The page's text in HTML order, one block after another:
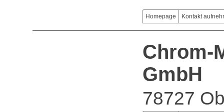
Homepage Kontakt
Chrom-
GmbH
78727